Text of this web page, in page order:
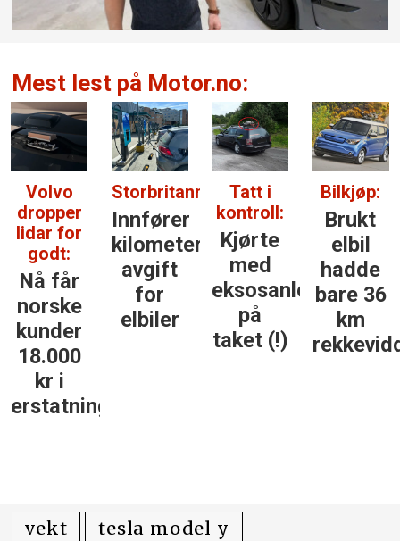
Mest lest på Motor.no:
Volvo
dropper
lidar for
godt:
Nå får
norske
kunder
18.000
kr i
erstatning
Storbritannia:
Innfører
kilometer­
avgift
for
elbiler
Tatt i
kontroll:
Kjørte
med
eksosanlegget
på
taket (!)
Bilkjøp:
Brukt
elbil
hadde
bare 36
km
vekt
tesla model y